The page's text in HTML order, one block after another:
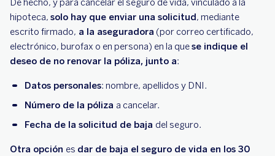
De hecho, y para cancelar el seguro de vida, vinculado a la
hipoteca, solo hay que enviar una solicitud, mediante
escrito firmado, a la aseguradora (por correo certificado,
electrónico, burofax o en persona) en la quese indique el
deseo de no renovar la póliza, junto a:
Datos personales: nombre, apellidos y DNI.
Número de la póliza a cancelar.
Fecha de la solicitud de baja del seguro.
Otra opción es dar de baja el seguro de vida en los 30